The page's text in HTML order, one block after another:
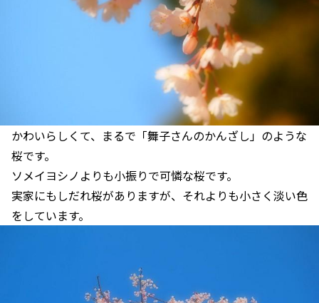
かわいらしくて、まるで「舞子さんのかんざし」のような
桜です。
ソメイヨシノよりも小振りで可憐な桜です。
実家にもしだれ桜がありますが、それよりも小さく淡い色
をしています。